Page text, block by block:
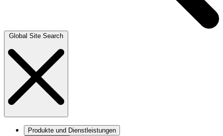
Global Site Search
Produkte und Dienstleistungen